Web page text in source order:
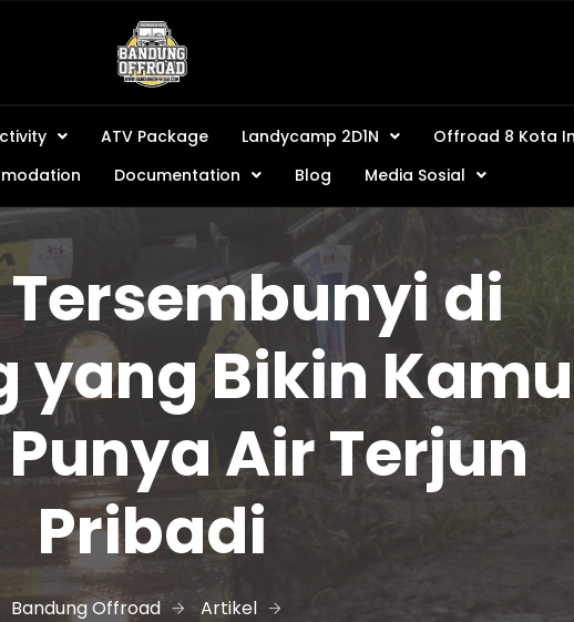
ATV Package Landycamp 2D1N Offroad 8 Kota
Documentation Blog Media Sosial
di
yang Bikin Kamu
Air Terjun
Pribadi
Bandung Offroad
Artikel